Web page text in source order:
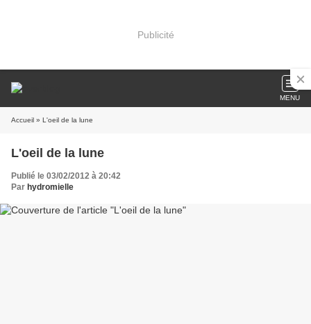
Publicité
MENU
Accueil » L'oeil de la lune
L'oeil de la lune
Publié le 03/02/2012 à 20:42
Par hydromielle